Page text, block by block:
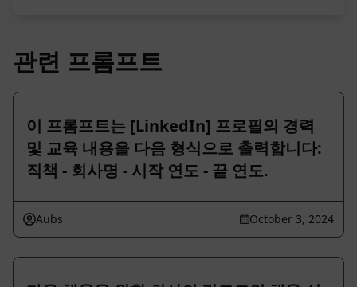
관련 프롬프트
이 프롬프트는 [LinkedIn] 프로필의 경력
및 교육 내용을 다음 형식으로 출력합니다:
직책 - 회사명 - 시작 연도 - 끝 연도.
Aubs October 3, 2024